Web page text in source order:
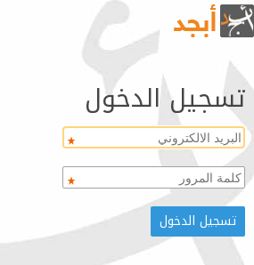
تسجيل الدخول